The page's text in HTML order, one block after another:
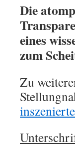
Die
eines
zum
Zu